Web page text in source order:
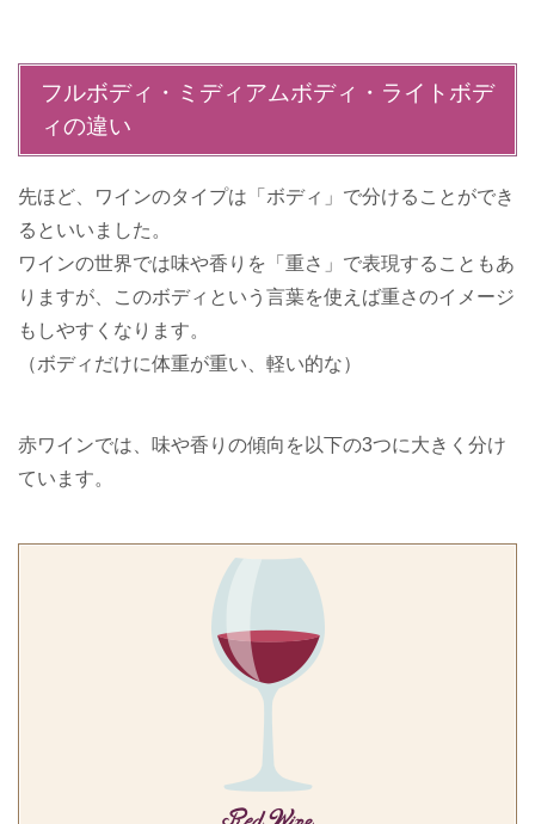
フルボディ・ミディアムボディ・ライトボデ
ィの違い
先ほど、ワインのタイプは「ボディ」で分けることができ
るといいました。
ワインの世界では味や香りを「重さ」で表現することもあ
りますが、このボディという言葉を使えば重さのイメージ
もしやすくなります。
（ボディだけに体重が重い、軽い的な）
赤ワインでは、味や香りの傾向を以下の3つに大きく分け
ています。